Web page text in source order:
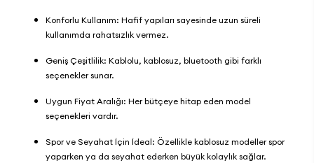
Konforlu Kullanım: Hafif yapıları sayesinde uzun süreli
kullanımda rahatsızlık vermez.
Geniş Çeşitlilik: Kablolu, kablosuz, bluetooth gibi farklı
seçenekler sunar.
Uygun Fiyat Aralığı: Her bütçeye hitap eden model
seçenekleri vardır.
Spor ve Seyahat İçin İdeal: Özellikle kablosuz modeller spor
yaparken ya da seyahat ederken büyük kolaylık sağlar.